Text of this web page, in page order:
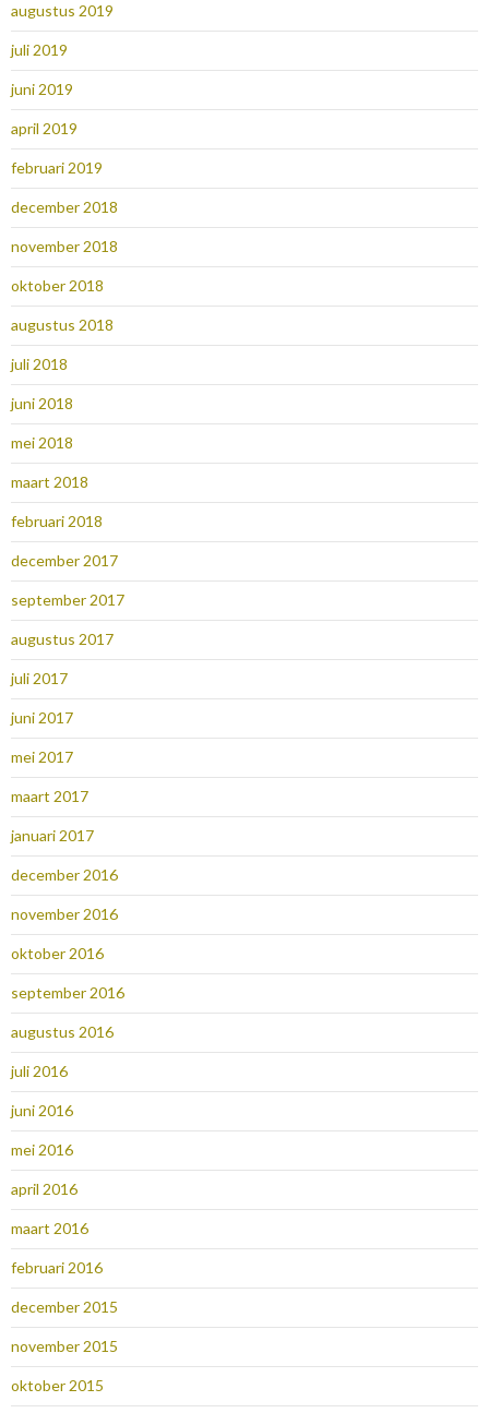
augustus 2019
juli 2019
juni 2019
april 2019
februari 2019
december 2018
november 2018
oktober 2018
augustus 2018
juli 2018
juni 2018
mei 2018
maart 2018
februari 2018
december 2017
september 2017
augustus 2017
juli 2017
juni 2017
mei 2017
maart 2017
januari 2017
december 2016
november 2016
oktober 2016
september 2016
augustus 2016
juli 2016
juni 2016
mei 2016
april 2016
maart 2016
februari 2016
december 2015
november 2015
oktober 2015